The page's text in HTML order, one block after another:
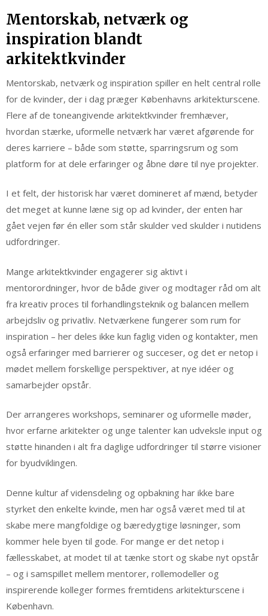
Mentorskab, netværk og
inspiration blandt
arkitektkvinder
Mentorskab, netværk og inspiration spiller en helt central rolle
for de kvinder, der i dag præger Københavns arkitekturscene.
Flere af de toneangivende arkitektkvinder fremhæver,
hvordan stærke, uformelle netværk har været afgørende for
deres karriere – både som støtte, sparringsrum og som
platform for at dele erfaringer og åbne døre til nye projekter.
I et felt, der historisk har været domineret af mænd, betyder
det meget at kunne læne sig op ad kvinder, der enten har
gået vejen før én eller som står skulder ved skulder i nutidens
udfordringer.
Mange arkitektkvinder engagerer sig aktivt i
mentorordninger, hvor de både giver og modtager råd om alt
fra kreativ proces til forhandlingsteknik og balancen mellem
arbejdsliv og privatliv. Netværkene fungerer som rum for
inspiration – her deles ikke kun faglig viden og kontakter, men
også erfaringer med barrierer og succeser, og det er netop i
mødet mellem forskellige perspektiver, at nye idéer og
samarbejder opstår.
Der arrangeres workshops, seminarer og uformelle møder,
hvor erfarne arkitekter og unge talenter kan udveksle input og
støtte hinanden i alt fra daglige udfordringer til større visioner
for byudviklingen.
Denne kultur af vidensdeling og opbakning har ikke bare
styrket den enkelte kvinde, men har også været med til at
skabe mere mangfoldige og bæredygtige løsninger, som
kommer hele byen til gode. For mange er det netop i
fællesskabet, at modet til at tænke stort og skabe nyt opstår
– og i samspillet mellem mentorer, rollemodeller og
inspirerende kolleger formes fremtidens arkitekturscene i
København.